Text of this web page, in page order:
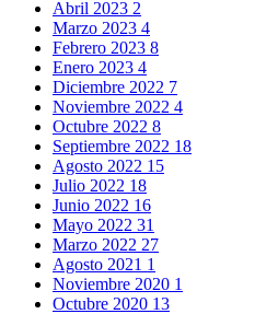
Abril 2023 2
Marzo 2023 4
Febrero 2023 8
Enero 2023 4
Diciembre 2022 7
Noviembre 2022 4
Octubre 2022 8
Septiembre 2022 18
Agosto 2022 15
Julio 2022 18
Junio 2022 16
Mayo 2022 31
Marzo 2022 27
Agosto 2021 1
Noviembre 2020 1
Octubre 2020 13